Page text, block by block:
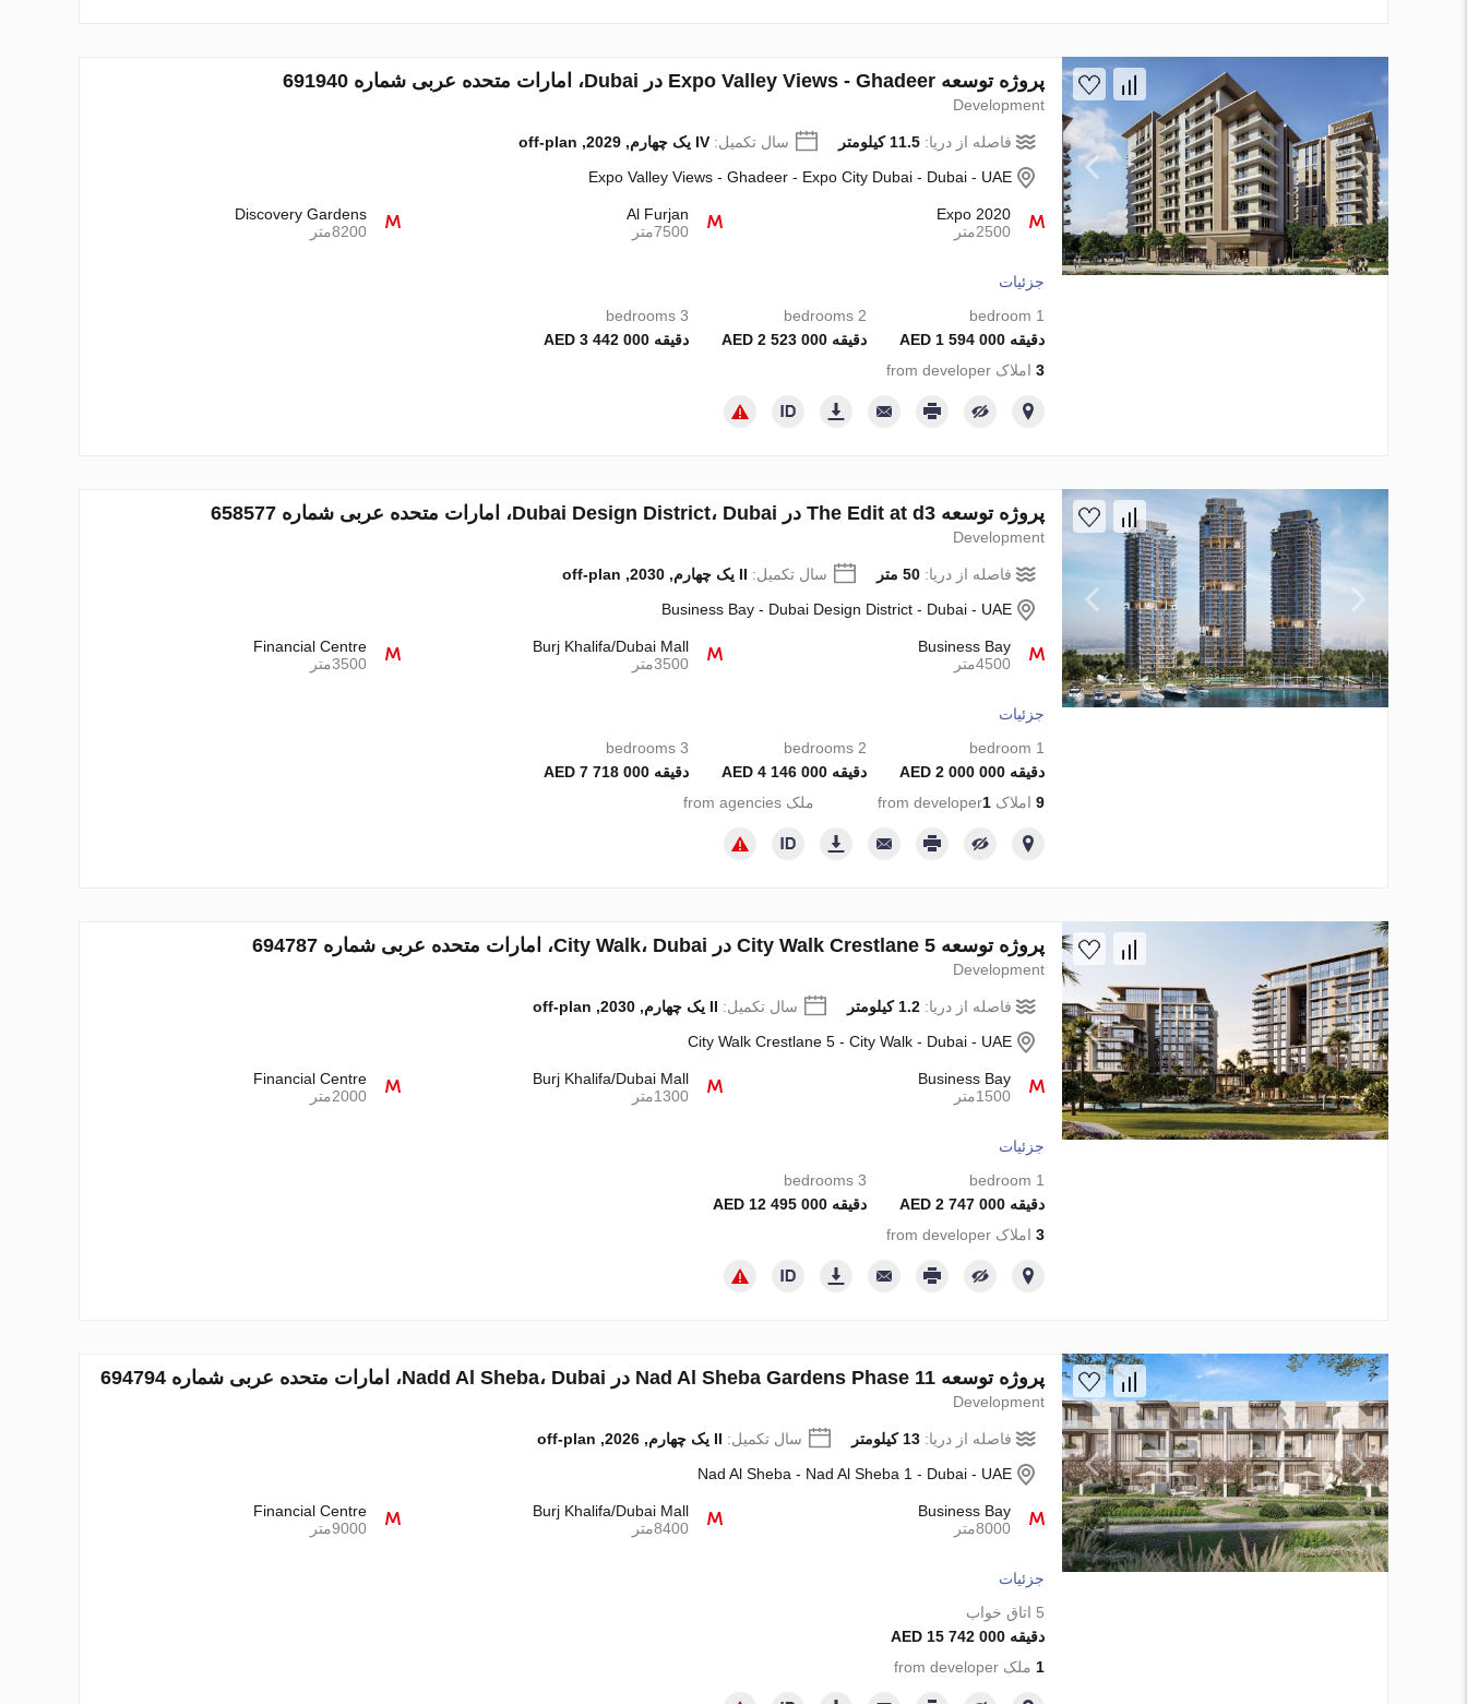
پروژه توسعه Expo Valley Views - Ghadeer در Dubai، امارات متحده عربی شماره 691940
Development
فاصله از دریا:11.5 کیلومتر سال تکمیل:IV یک چهارم, 2029, off-plan
Expo Valley Views - Ghadeer - Expo City Dubai - Dubai - UAE
Expo 2020
2500متر
Al Furjan
7500متر
Discovery Gardens
8200متر
جزئیات
1 bedroom
دقیقه 1 594 000 AED
2 bedrooms
دقیقه 2 523 000 AED
3 bedrooms
دقیقه 3 442 000 AED
3 املاک from developer
پروژه توسعه The Edit at d3 در Dubai Design District، Dubai، امارات متحده عربی شماره 658577
Development
فاصله از دریا:50 متر سال تکمیل: II یک چهارم, 2030, off-plan
Business Bay - Dubai Design District - Dubai - UAE
Business Bay
4500متر
Burj Khalifa/Dubai Mall
3500متر
Financial Centre
3500متر
جزئیات
1 bedroom
دقیقه 2 000 000 AED
2 bedrooms
دقیقه 4 146 000 AED
3 bedrooms
دقیقه 7 718 000 AED
9 املاک from developer1 ملک from agencies
پروژه توسعه City Walk Crestlane 5 در City Walk، Dubai، امارات متحده عربی شماره 694787
Development
فاصله از دریا:1.2 کیلومتر سال تکمیل: II یک چهارم, 2030, off-plan
City Walk Crestlane 5 - City Walk - Dubai - UAE
Business Bay
1500متر
Burj Khalifa/Dubai Mall
1300متر
Financial Centre
2000متر
جزئیات
1 bedroom
دقیقه 2 747 000 AED
3 bedrooms
دقیقه 12 495 000 AED
3 املاک from developer
پروژه توسعه Nad Al Sheba Gardens Phase 11 در Nadd Al Sheba، Dubai، امارات متحده عربی شماره 694794
Development
فاصله از دریا:13 کیلومتر سال تکمیل: II یک چهارم, 2026, off-plan
Nad Al Sheba - Nad Al Sheba 1 - Dubai - UAE
Business Bay
8000متر
Burj Khalifa/Dubai Mall
8400متر
Financial Centre
9000متر
جزئیات
5 اتاق خواب
دقیقه 15 742 000 AED
1 ملک from developer